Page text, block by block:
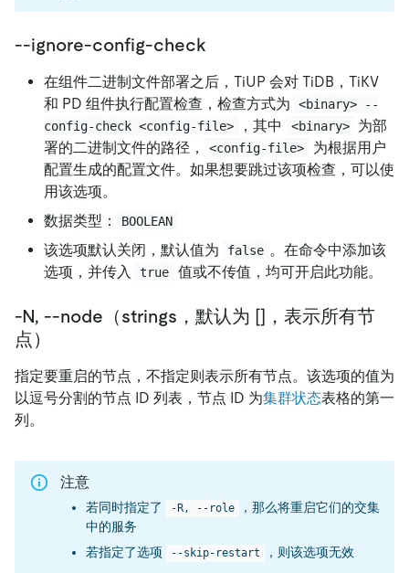
--ignore-config-check
在组件二进制文件部署之后，TiUP 会对 TiDB，TiKV
和 PD 组件执行配置检查，检查方式为
<binary> --
config-check <config-file>
，其中 <binary>
为部
署的二进制文件的路径，
<config-file>
为根据用户
配置生成的配置文件。如果想要跳过该项检查，可以使
用该选项。
数据类型：
BOOLEAN
该选项默认关闭，默认值为 false 。在命令中添加该
选项，并传入
true 值或不传值，均可开启此功能。
-N, --node（strings，默认为 []，表示所有节
点）
指定要重启的节点，不指定则表示所有节点。该选项的值为
以逗号分割的节点 ID 列表，节点 ID 为集群状态表格的第一
列。
注意
若同时指定了 -R, --role
，那么将重启它们的交集
中的服务
若指定了选项
--skip-restart ，则该选项无效